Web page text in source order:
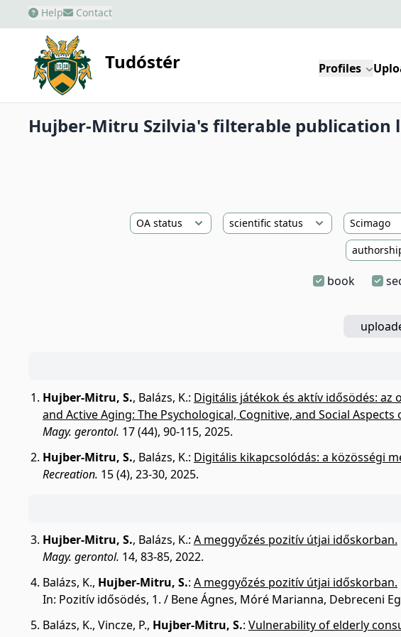
Help Contact
Tudóstér Profiles
Hujber-Mitru Szilvia's filterable publication
book
Hujber-Mitru, S., Balázs, K.: Digitális játékok és aktív idősödés: az
and Active Aging: The Psychological, Cognitive, and Social
Magy. gerontol. 17 (44), 90-115, 2025.
Hujber-Mitru, S., Balázs, K.: Digitális kikapcsolódás: a közösségi
Recreation. 15 (4), 23-30, 2025.
Hujber-Mitru, S., Balázs, K.: A meggyőzés pozitív útjai időskorban.
Magy. gerontol. 14, 83-85, 2022.
Balázs, K., Hujber-Mitru, S.: A meggyőzés pozitív útjai időskorban.
In: Pozitív idősödés, 1. / Bene Ágnes, Móré Marianna, Debreceni
Balázs, K., Vincze, P., Hujber-Mitru, S.: Vulnerability of elderly